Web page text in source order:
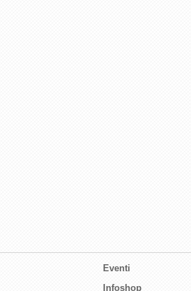
Eventi
Infoshop